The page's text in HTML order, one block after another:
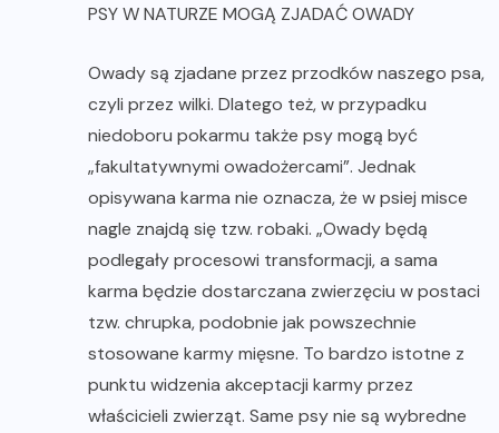
PSY W NATURZE MOGĄ ZJADAĆ OWADY
Owady są zjadane przez przodków naszego psa,
czyli przez wilki. Dlatego też, w przypadku
niedoboru pokarmu także psy mogą być
„fakultatywnymi owadożercami”. Jednak
opisywana karma nie oznacza, że w psiej misce
nagle znajdą się tzw. robaki. „Owady będą
podlegały procesowi transformacji, a sama
karma będzie dostarczana zwierzęciu w postaci
tzw. chrupka, podobnie jak powszechnie
stosowane karmy mięsne. To bardzo istotne z
punktu widzenia akceptacji karmy przez
właścicieli zwierząt. Same psy nie są wybredne